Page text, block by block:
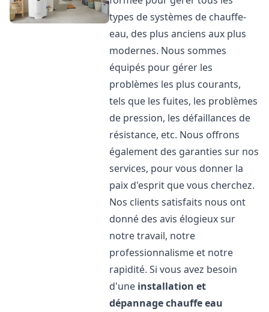
types de systèmes de chauffe-
eau, des plus anciens aux plus
modernes. Nous sommes
équipés pour gérer les
problèmes les plus courants,
tels que les fuites, les problèmes
de pression, les défaillances de
résistance, etc. Nous offrons
également des garanties sur nos
services, pour vous donner la
paix d'esprit que vous cherchez.
Nos clients satisfaits nous ont
donné des avis élogieux sur
notre travail, notre
professionnalisme et notre
rapidité. Si vous avez besoin
d'une installation et
dépannage chauffe eau